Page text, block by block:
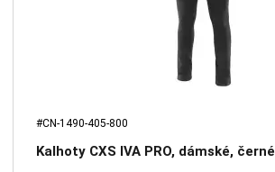
#CN-1490-405-800
Kalhoty CXS IVA PRO, dámské, černé